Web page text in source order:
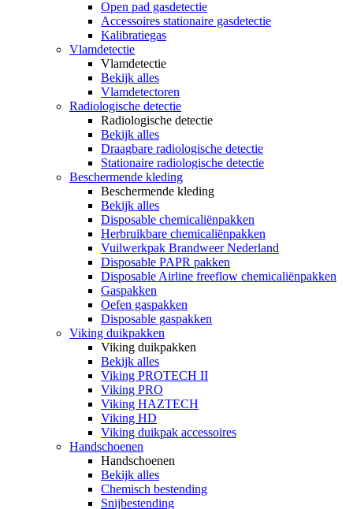
Open pad gasdetectie
Accessoires stationaire gasdetectie
Kalibratiegas
Vlamdetectie
Vlamdetectie
Bekijk alles
Vlamdetectoren
Radiologische detectie
Radiologische detectie
Bekijk alles
Draagbare radiologische detectie
Stationaire radiologische detectie
Beschermende kleding
Beschermende kleding
Bekijk alles
Disposable chemicaliënpakken
Herbruikbare chemicaliënpakken
Vuilwerkpak Brandweer Nederland
Disposable PAPR pakken
Disposable Airline freeflow chemicaliënpakken
Gaspakken
Oefen gaspakken
Disposable gaspakken
Viking duikpakken
Viking duikpakken
Bekijk alles
Viking PROTECH II
Viking PRO
Viking HAZTECH
Viking HD
Viking duikpak accessoires
Handschoenen
Handschoenen
Bekijk alles
Chemisch bestending
Snijbestending